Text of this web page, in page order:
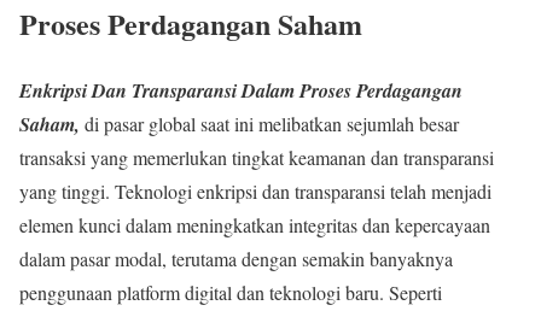
Proses Perdagangan Saham
Enkripsi Dan Transparansi Dalam Proses Perdagangan
Saham, di pasar global saat ini melibatkan sejumlah besar
transaksi yang memerlukan tingkat keamanan dan transparansi
yang tinggi. Teknologi enkripsi dan transparansi telah menjadi
elemen kunci dalam meningkatkan integritas dan kepercayaan
dalam pasar modal, terutama dengan semakin banyaknya
penggunaan platform digital dan teknologi baru. Seperti